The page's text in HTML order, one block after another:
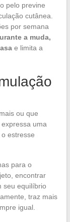
pelo previne
cutânea.
por semana
a muda,
e limita a
ou que
uma
estresse
para o
encontrar
seu equilíbrio
traz mais
igual.